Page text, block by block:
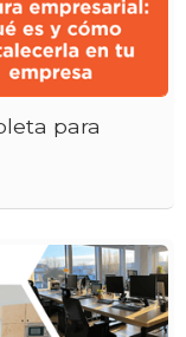
para